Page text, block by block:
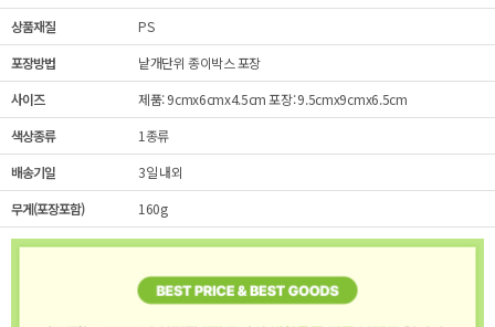
상품재질
PS
포장방법
낱개단위 종이박스 포장
사이즈
제품: 9cmx6cmx4.5cm 포장: 9.5cmx9cmx6.5cm
색상종류
1종류
배송기일
3일 내외
무게(포장포함)
160g